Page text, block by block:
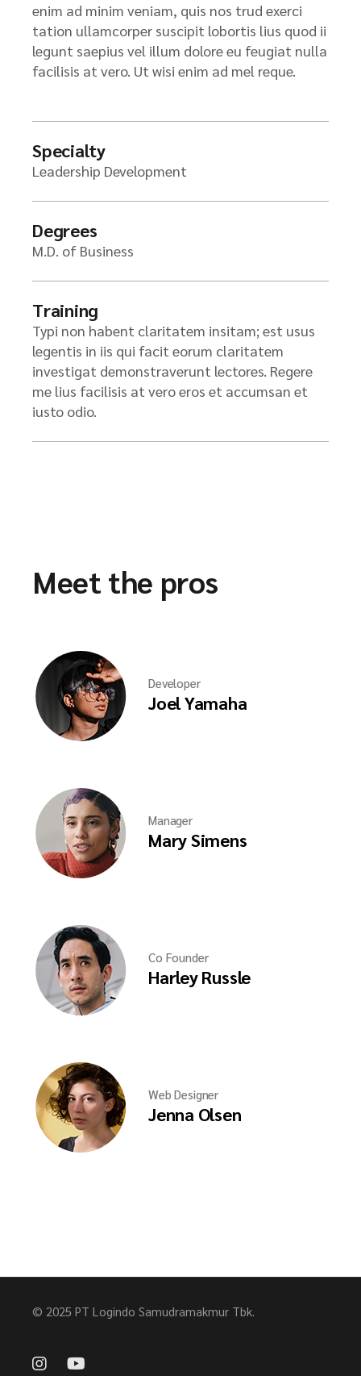
enim ad minim veniam, quis nos trud exerci
tation ullamcorper suscipit lobortis lius quod ii
legunt saepius vel illum dolore eu feugiat nulla
facilisis at vero. Ut wisi enim ad mel reque.
Specialty
Leadership Development
Degrees
M.D. of Business
Training
Typi non habent claritatem insitam; est usus
legentis in iis qui facit eorum claritatem
investigat demonstraverunt lectores. Regere
me lius facilisis at vero eros et accumsan et
iusto odio.
Meet the pros
Developer
Joel Yamaha
Manager
Mary Simens
Co Founder
Harley Russle
Web Designer
Jenna Olsen
© 2025 PT Logindo Samudramakmur Tbk.